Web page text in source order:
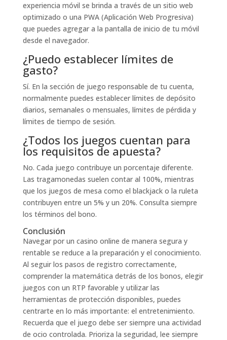
experiencia móvil se brinda a través de un sitio web
optimizado o una PWA (Aplicación Web Progresiva)
que puedes agregar a la pantalla de inicio de tu móvil
desde el navegador.
¿Puedo establecer límites de
gasto?
Sí. En la sección de juego responsable de tu cuenta,
normalmente puedes establecer límites de depósito
diarios, semanales o mensuales, límites de pérdida y
límites de tiempo de sesión.
¿Todos los juegos cuentan para
los requisitos de apuesta?
No. Cada juego contribuye un porcentaje diferente.
Las tragamonedas suelen contar al 100%, mientras
que los juegos de mesa como el blackjack o la ruleta
contribuyen entre un 5% y un 20%. Consulta siempre
los términos del bono.
Conclusión
Navegar por un casino online de manera segura y
rentable se reduce a la preparación y el conocimiento.
Al seguir los pasos de registro correctamente,
comprender la matemática detrás de los bonos, elegir
juegos con un RTP favorable y utilizar las
herramientas de protección disponibles, puedes
centrarte en lo más importante: el entretenimiento.
Recuerda que el juego debe ser siempre una actividad
de ocio controlada. Prioriza la seguridad, lee siempre